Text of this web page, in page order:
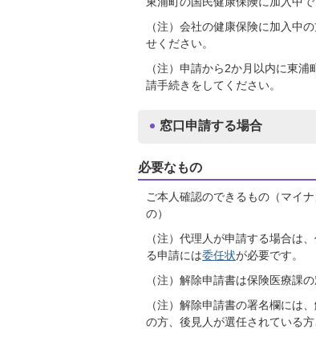
（注）会社の健康保険に加入中
せください。
（注）申請から2か月以内に東
請手続きをしてください。
窓口申請する場合
必要なもの
ご本人確認のできるもの（マイ
の）
（注）代理人が申請する場合は
る申請には委任状が必要です。
（注）解除申請書は保険医療課
（注）解除申請書の署名欄には
の方、後見人が選任されている